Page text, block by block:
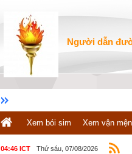
Người dẫn
Xem bói sim Xem vận
04:46 ICT Thứ sáu, 07/08/2026